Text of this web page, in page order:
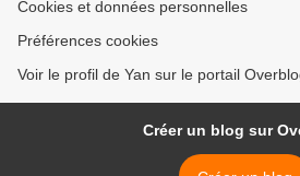
Cookies et données personnelles
Préférences cookies
Voir le profil de Yan sur le portail
Créer un blog sur